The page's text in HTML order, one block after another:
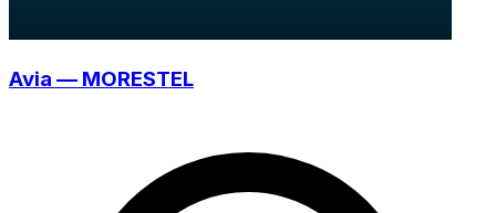
Avia — MORESTEL